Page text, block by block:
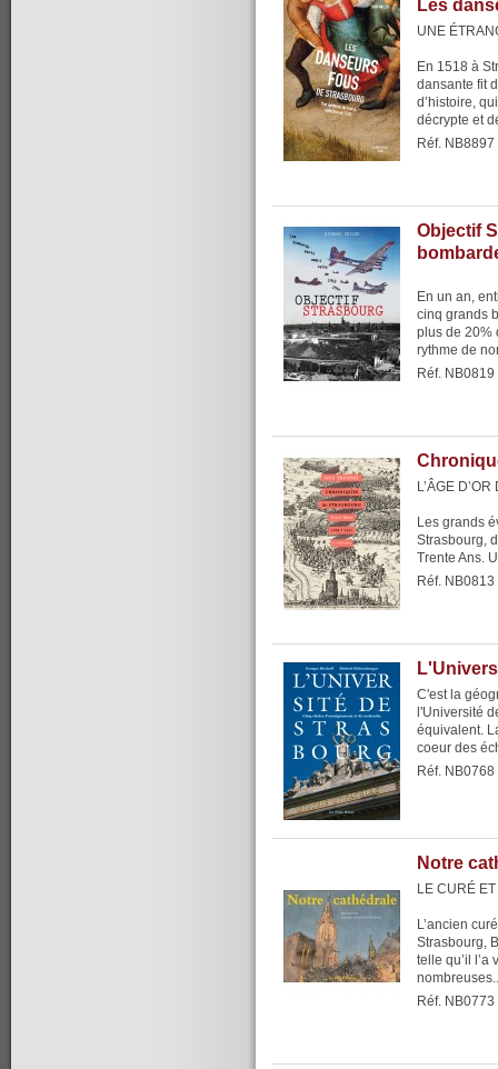
Les
UNE
En 1518 à
dansante fit
d’histoire,
décrypte et
Réf. NB8897
Objectif
En un an,
cinq grands
plus de 20%
rythme de
Réf. NB0819
L’ÂGE
Les grands
Strasbourg,
Trente Ans.
Réf. NB0813
C'est la
l'Université
équivalent.
coeur des
Réf. NB0768
Notre
LE CURÉ
L’ancien
Strasbourg,
telle qu’il
Réf. NB0773